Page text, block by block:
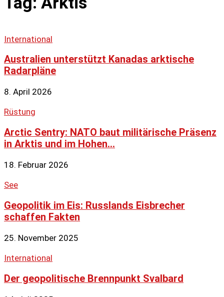
International
Australien unterstützt Kanadas arktische
Radarpläne
8. April 2026
Rüstung
Arctic Sentry: NATO baut militärische Präsenz
in Arktis und im Hohen...
18. Februar 2026
See
Geopolitik im Eis: Russlands Eisbrecher
schaffen Fakten
25. November 2025
International
Der geopolitische Brennpunkt Svalbard